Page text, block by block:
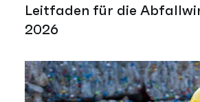
Leitfaden für die
2026